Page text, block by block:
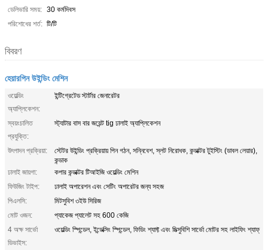
ডেলিভারি সময়: 30 কর্মদিবস
পরিশোধের শর্ত: টি/টি
বিবরণ
হেয়ারপিন উইন্ডিং মেশিন
ওয়েল্ডিং
অ্যাপ্লিকেশন:
ইন্টিগ্রেটেড স্টার্টার জেনারেটর
স্বয়ংচালিত
প্রযুক্তি:
স্ট্যাটার বাস বার জয়েন্ট tig ঢালাই অ্যাপ্লিকেশন
উৎপাদন প্রক্রিয়া:
স্টেটর উইন্ডিং প্রক্রিয়ায় পিন গঠন, সন্নিবেশ, স্লট নিরোধক, কন্ডাক্টর টুইস্টিং (ডাবল লেয়ার),
কন্ডাক
ঢালাই জায়গা:
কপার কন্ডাক্টর টিআইজি ওয়েল্ডিং মেশিন
ফিউজিং টাইপ:
ঢালাই অপারেশন এবং সেটিং অপারেটর জন্য সহজ
পিএলসি:
মিটসুবিশ ৩ইউ সিরিজ
মোট ওজন:
প্যাকেজ প্যালেট সহ 600 কেজি
4 অক্ষ সার্ভো
ডিভাইস:
ওয়েল্ডিং স্পিন্ডেল, ইন্ডেক্সিং স্পিন্ডেল, ফিডিং শ্যাফ্ট এবং মিত্সুবিশি সার্ভো মোটর সহ লাইফিং শ্যাফ্